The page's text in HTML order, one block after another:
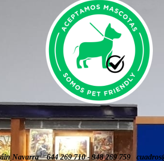
Navarra 644 269 710 - 948 269 759